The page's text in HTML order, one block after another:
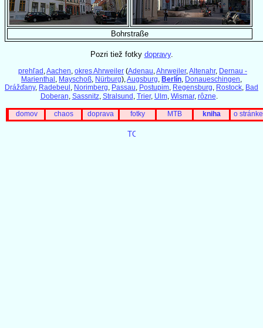
Bohrstraße
Pozri tiež fotky dopravy.
prehľad ,Aachen, okres Ahrweiler (Adenau,Ahrweiler,Altenahr, Dernau -
Marienthal , Mayschoß, Nürburg),Augsburg, Berlín, Donaueschingen,
Drážďany, Radebeul , Norimberg, Passau, Postupim, Regensburg, Rostock, Bad
Doberan, Sassnitz, Stralsund , Trier, Ulm, Wismar, rôzne.
domov chaos doprava fotky MTB kniha o stránke